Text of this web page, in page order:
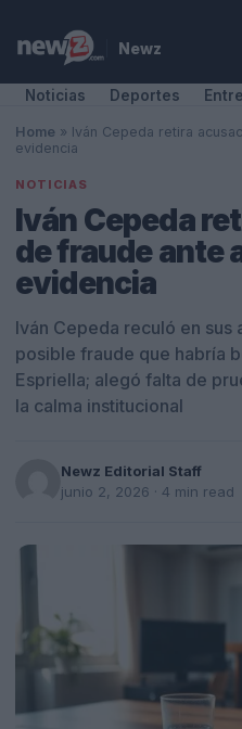
Newz
Noticias Deportes
Home » Iván Cepeda retira
evidencia
NOTICIAS
Iván Cepeda
de fraude ante
evidencia
Iván Cepeda reculó en sus
posible fraude que habría
Espriella; alegó falta de
la calma institucional
Newz Editorial Staff
junio 2, 2026 · 4 min read